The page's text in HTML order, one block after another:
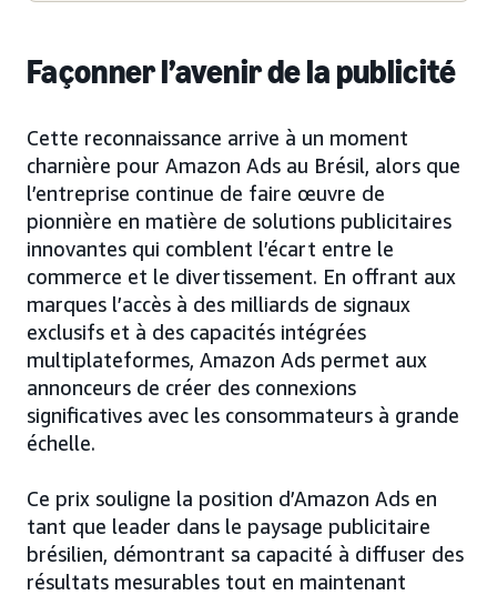
Façonner l’avenir de la publicité
Cette reconnaissance arrive à un moment
charnière pour Amazon Ads au Brésil, alors que
l’entreprise continue de faire œuvre de
pionnière en matière de solutions publicitaires
innovantes qui comblent l’écart entre le
commerce et le divertissement. En offrant aux
marques l’accès à des milliards de signaux
exclusifs et à des capacités intégrées
multiplateformes, Amazon Ads permet aux
annonceurs de créer des connexions
significatives avec les consommateurs à grande
échelle.
Ce prix souligne la position d’Amazon Ads en
tant que leader dans le paysage publicitaire
brésilien, démontrant sa capacité à diffuser des
résultats mesurables tout en maintenant